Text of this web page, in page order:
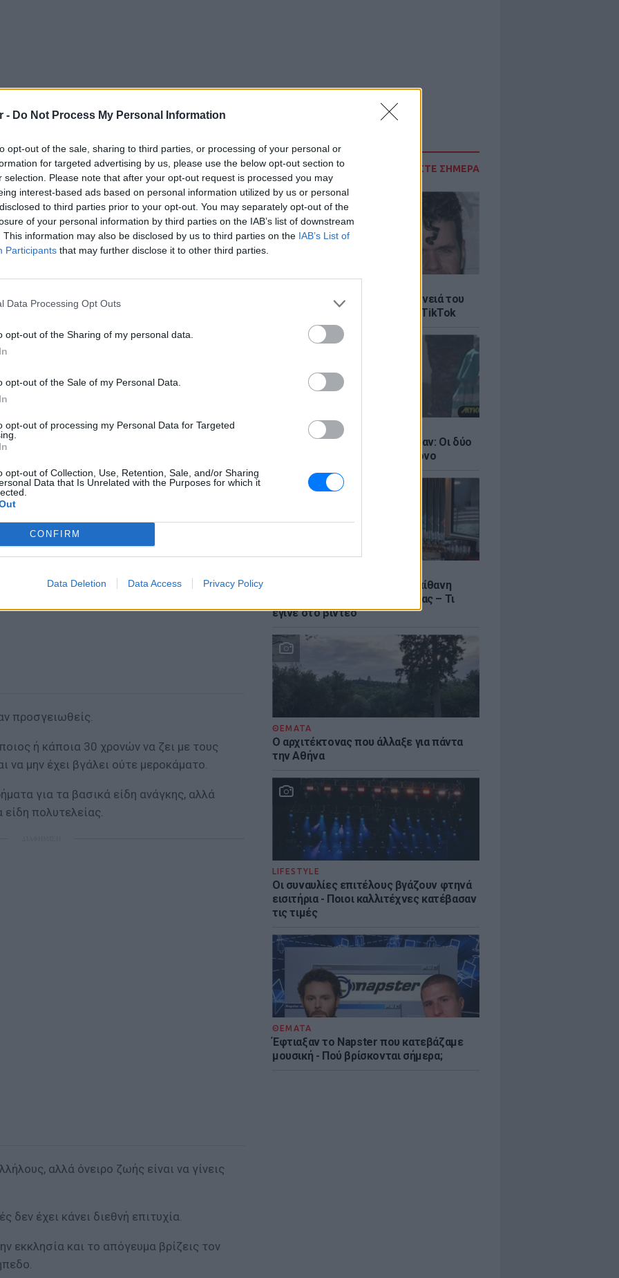
- Do Not Process My Personal Information
opt-out of the sale, sharing to third parties, or processing of your personal or
for targeted advertising by us, please use the below opt-out section to
selection. Please note that after your opt-out request is processed you may
interest-based ads based on personal information utilized by us or personal
to third parties prior to your opt-out. You may separately opt-out of the
of your personal information by third parties on the IAB’s list of downstream
This information may also be disclosed by us to third parties on the IAB’s List of
Participants that may further disclose it to other third parties.
Data Processing Opt Outs
opt-out of the Sharing of my personal data.
opt-out of the Sale of my Personal Data.
opt-out of processing my Personal Data for Targeted
opt-out of Collection, Use, Retention, Sale, and/or Sharing
Data that Is Unrelated with the Purposes for which it
CONFIRM
Data Deletion Data Access Privacy Policy
ΔΙΑΒΑΣΤΕ ΣΗΜΕΡΑ
Πέρεζ Χίλτον: Τι λέει η οικογένειά του
μετά το σοκαριστικό live στο TikTok
LIFESTYLE
Ζόε Σαλντάνα και Νικόλ Κίντμαν: Οι δύο
σταρ του Χόλιγουντ στη Μύκονο
Ο Γιώργος Μανίκας έστησε απίθανη
φάρσα σε υπάλληλο καφετέριας – Τι
έγινε στο βίντεο
ΘΕΜΑΤΑ
Ο αρχιτέκτονας που άλλαξε για πάντα
την Αθήνα
LIFESTYLE
Οι συναυλίες επιτέλους βγάζουν φτηνά
εισιτήρια - Ποιοι καλλιτέχνες κατέβασαν
τις τιμές
ΘΕΜΑΤΑ
Έφτιαξαν το Napster που κατεβάζαμε
μουσική - Πού βρίσκονται σήμερα;
µια οδός που λέγεται Ελευθερίου
απορείς πώς ο κόσµος ζει χωρίς
στο εξωτερικό, για να ξεφύγεις
για άλλους Έλληνες.
ΔΙΑΦΗΜΙΣΗ
προσγειωθείς.
ή κάποια 30 χρονών να ζει µε τους
να µην έχει βγάλει ούτε µεροκάµατο.
για τα βασικά είδη ανάγκης, αλλά
πολυτελείας.
αλλά όνειρο ζωής είναι να γίνεις
δεν έχει κάνει διεθνή επιτυχία.
εκκλησία και το απόγευµα βρίζεις τον